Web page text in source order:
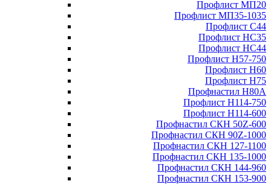
Профлист МП20
Профлист МП35-1035
Профлист С44
Профлист НС35
Профлист НС44
Профлист Н57-750
Профлист Н60
Профлист Н75
Профнастил Н80А
Профлист Н114-750
Профлист Н114-600
Профнастил СКН 50Z-600
Профнастил СКН 90Z-1000
Профнастил СКН 127-1100
Профнастил СКН 135-1000
Профнастил СКН 144-960
Профнастил СКН 153-900